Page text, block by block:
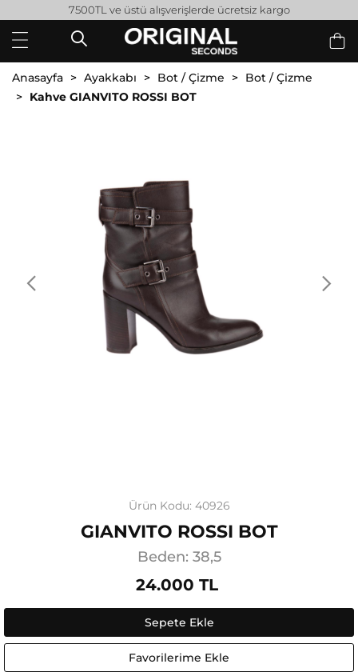
7500TL ve üstü alışverişlerde ücretsiz kargo
Anasayfa Ayakkabı Bot / Çizme
Bot / Çizme
Kahve GIANVITO ROSSI BOT
Ürün Kodu: 40926
GIANVITO ROSSI BOT
Beden: 38,5
24.000 TL
Sepete Ekle
Favorilerime Ekle